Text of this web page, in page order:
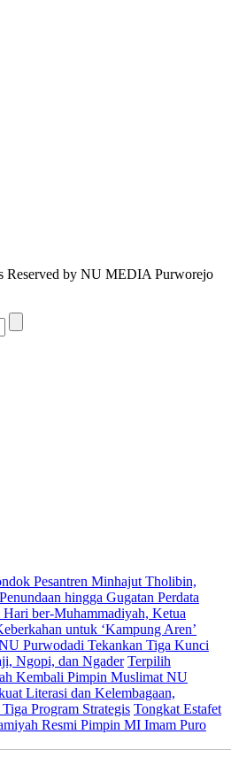
Reserved by NU MEDIA Purworejo
Pesantren Minhajut Tholibin,
hingga Gugatan Perdata
ber-Muhammadiyah, Ketua
untuk ‘Kampung Aren’
Purwodadi Tekankan Tiga Kunci
Ngopi, dan Ngader Terpilih
Kembali Pimpin Muslimat NU
Literasi dan Kelembagaan,
Program Strategis Tongkat Estafet
Resmi Pimpin MI Imam Puro